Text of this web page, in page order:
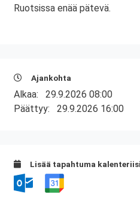
Ruotsissa enää pätevä.
Ajankohta
Alkaa: 29.9.2026 08:00
Päättyy: 29.9.2026 16:00
Lisää tapahtuma kalenteriisi